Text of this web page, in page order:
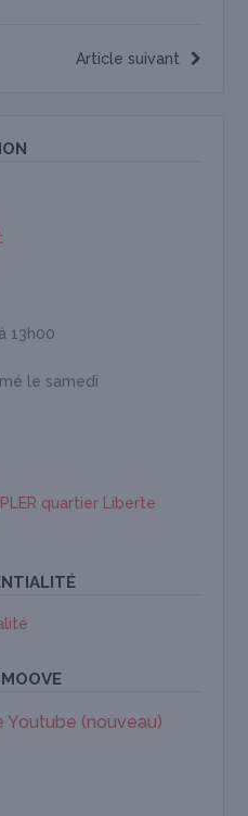
Article suivant
13h00
le samedi
quartier Liberte
Youtube (nouveau)